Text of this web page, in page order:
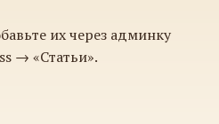
их через админку
→ «Статьи».